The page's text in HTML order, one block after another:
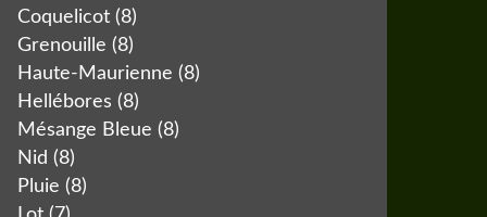
Coquelicot (8)
Grenouille (8)
Haute-Maurienne (8)
Hellébores (8)
Mésange Bleue (8)
Nid (8)
Pluie (8)